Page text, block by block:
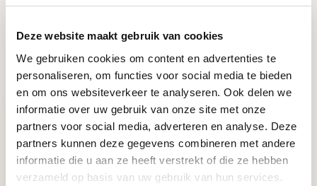
Deze website maakt gebruik van cookies
We gebruiken cookies om content en advertenties te
personaliseren, om functies voor social media te bieden
en om ons websiteverkeer te analyseren. Ook delen we
informatie over uw gebruik van onze site met onze
partners voor social media, adverteren en analyse. Deze
partners kunnen deze gegevens combineren met andere
informatie die u aan ze heeft verstrekt of die ze hebben
verzameld op basis van uw gebruik van hun services.
Stel je vraag
RECENT BEKEKEN